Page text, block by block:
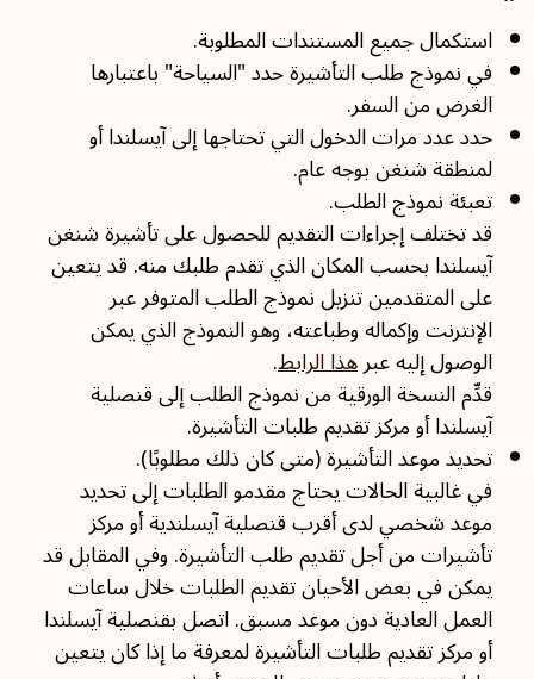
استكمال جميع المستندات المطلوبة.
في نموذج طلب التأشيرة حدد "السياحة" باعتبارها
الغرض من السفر.
حدد عدد مرات الدخول التي تحتاجها إلى آيسلندا أو
لمنطقة شنغن بوجه عام.
تعبئة نموذج الطلب.
قد تختلف إجراءات التقديم للحصول على تأشيرة شنغن
آيسلندا بحسب المكان الذي تقدم طلبك منه. قد يتعين
على المتقدمين تنزيل نموذج الطلب المتوفر عبر
الإنترنت وإكماله وطباعته، وهو النموذج الذي يمكن
الوصول إليه عبرهذا الرابط.
قدِّم النسخة الورقية من نموذج الطلب إلى قنصلية
آيسلندا أو مركز تقديم طلبات التأشيرة.
تحديد موعد التأشيرة (متى كان ذلك مطلوبًا).
في غالبية الحالات يحتاج مقدمو الطلبات إلى تحديد
موعد شخصي لدى أقرب قنصلية آيسلندية أو مركز
تأشيرات من أجل تقديم طلب التأشيرة. وفي المقابل قد
يمكن في بعض الأحيان تقديم الطلبات خلال ساعات
العمل العادية دون موعد مسبق. اتصل بقنصلية آيسلندا
أو مركز تقديم طلبات التأشيرة لمعرفة ما إذا كان يتعين